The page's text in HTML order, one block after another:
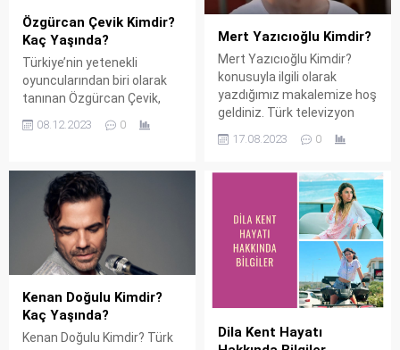
Özgürcan Çevik Kimdir?
Kaç Yaşında?
Türkiye’nin yetenekli
oyuncularından biri olarak
tanınan Özgürcan Çevik,
dünyaya geldi. Hayatına dair
Çevik, tiyatro dünyasına
olan tutkusunu genç
yaşlarda keşfetti. 12
yaşında tiyatrocu olmaya
karar vermesiyle,
geleceğinin nasıl
şekilleneceği konusunda ilk
adımını atmış oldu. Lise
yıllarında okul tiyatrosunda
sahne almaya başlayan
08.12.2023 0
Mert Yazıcıoğlu Kimdir?
Mert Yazıcıoğlu Kimdir?
konusuyla ilgili olarak
yazdığımız makalemize hoş
geldiniz. Türk televizyon
yetenekli oyuncusu Mert
tarihinde İstanbul’un
güzelliklerine merhaba dedi.
İlk nefesini İstanbul’da alan
Yazıcıoğlu, kariyerine attığı
adımlarla bu büyülü şehrin
tüm renklerini ekrana
taşımayı başardı. İşte,
oyunculuğa adım atan genç
yetenek Mert...
17.08.2023 0
Kenan Doğulu Kimdir?
Kaç Yaşında?
Kenan Doğulu Kimdir? Türk
Dila Kent Hayatı